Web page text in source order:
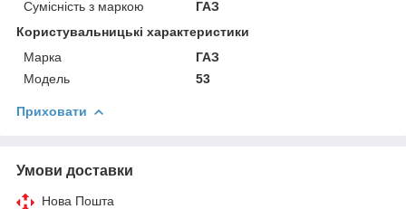
Сумісність з маркою
ГАЗ
Користувальницькі характеристики
Марка
ГАЗ
Модель
53
Приховати
Умови доставки
Нова Пошта